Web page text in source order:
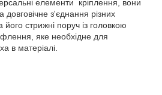
елементи кріплення, вони
довговічне з'єднання різних
стрижні поруч із головкою
яке необхідне для
в матеріалі.